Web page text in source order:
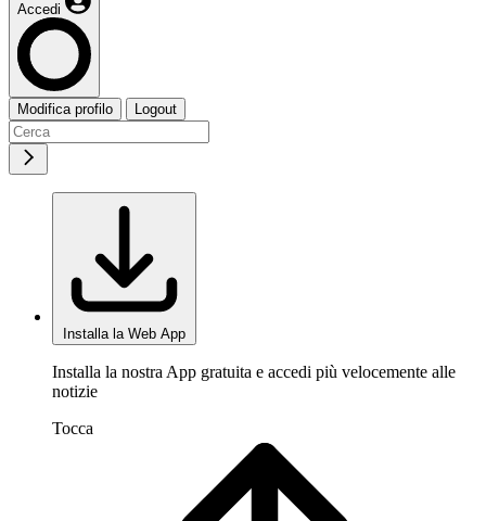
Accedi
Modifica profilo Logout
Installa la Web App
Installa la nostra App gratuita e accedi più velocemente alle
notizie
Tocca